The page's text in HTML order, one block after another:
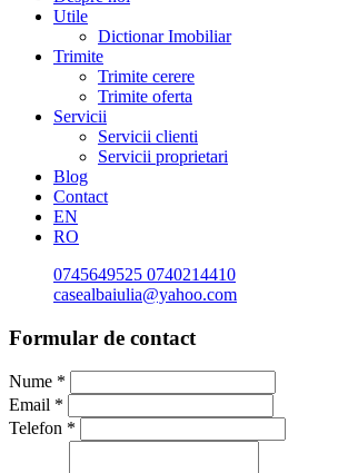
Utile
Dictionar Imobiliar
Trimite
Trimite cerere
Trimite oferta
Servicii
Servicii clienti
Servicii proprietari
Blog
Contact
EN
RO
0745649525 0740214410
casealbaiulia@yahoo.com
Formular de contact
Nume *
Email *
Telefon *